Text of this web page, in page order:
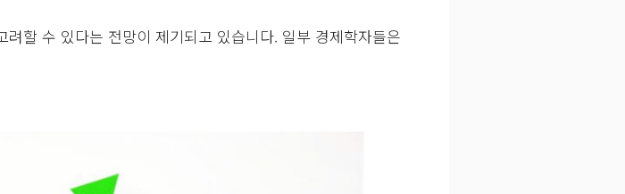
할 수 있다는 전망이 제기되고 있습니다. 일부 경제학자들은